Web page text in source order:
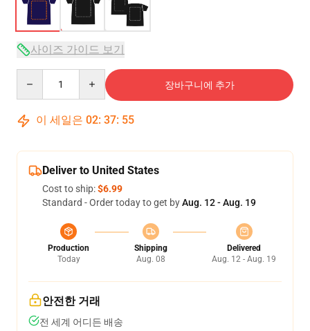
사이즈 가이드 보기
장바구니에 추가
이 세일은 02: 37: 54
Deliver to United States
Cost to ship:$6.99
Standard - Order today to get byAug. 12 - Aug. 19
Production
Today
Shipping
Aug. 08
Delivered
Aug. 12 - Aug. 19
안전한 거래
전 세계 어디든 배송